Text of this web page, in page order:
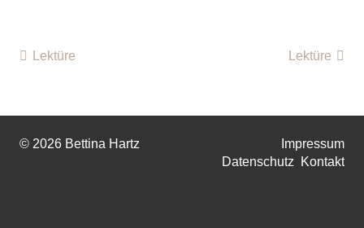
Lektüre
Lektüre
© 2026 Bettina Hartz
Impressum
Datenschutz
Kontakt